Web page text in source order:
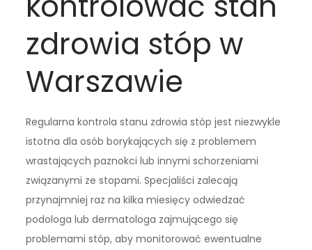
zdrowia stóp w
Warszawie
Regularna kontrola stanu zdrowia stóp jest niezwykle
istotna dla osób borykających się z problemem
wrastających paznokci lub innymi schorzeniami
związanymi ze stopami. Specjaliści zalecają
przynajmniej raz na kilka miesięcy odwiedzać
podologa lub dermatologa zajmującego się
problemami stóp, aby monitorować ewentualne